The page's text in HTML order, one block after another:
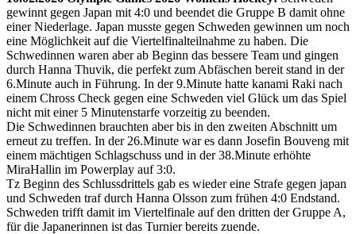
gewinnt gegen Japan mit 4:0 und beendet die Gruppe B damit ohne
einer Niederlage. Japan musste gegen Schweden gewinnen um noch
eine Möglichkeit auf die Viertelfinalteilnahme zu haben. Die
Schwedinnen waren aber ab Beginn das bessere Team und gingen
durch Hanna Thuvik, die perfekt zum Abfäschen bereit stand in der
6.Minute auch in Führung. In der 9.Minute hatte kanami Raki nach
einem Chross Check gegen eine Schweden viel Glück um das Spiel
nicht mit einer 5 Minutenstarfe vorzeitig zu beenden.
Die Schwedinnen brauchten aber bis in den zweiten Abschnitt um
erneut zu treffen. In der 26.Minute war es dann Josefin Bouveng mit
einem mächtigen Schlagschuss und in der 38.Minute erhöhte
MiraHallin im Powerplay auf 3:0.
Tz Beginn des Schlussdrittels gab es wieder eine Strafe gegen japan
und Schweden traf durch Hanna Olsson zum frühen 4:0 Endstand.
Schweden trifft damit im Viertelfinale auf den dritten der Gruppe A,
für die Japanerinnen ist das Turnier bereits zuende.